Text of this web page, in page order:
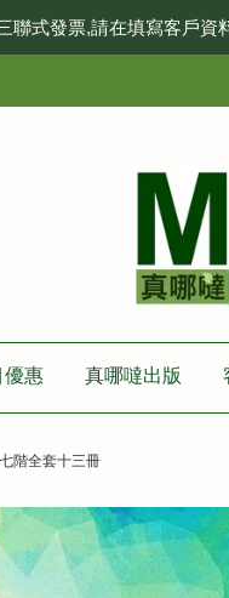
聯式發票,請在填寫客戶
優惠 真哪噠出版
階全套十三冊